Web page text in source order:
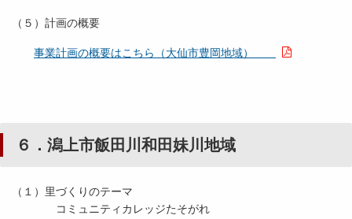
（５）計画の概要
事業計画の概要はこちら（大仙市豊岡地域）
６．潟上市飯田川和田妹川地域
（１）里づくりのテーマ
コミュニティカレッジたそがれ